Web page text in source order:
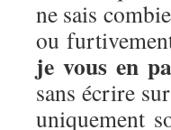
ne sais
ou
je vous en
sans écrire
uniquement